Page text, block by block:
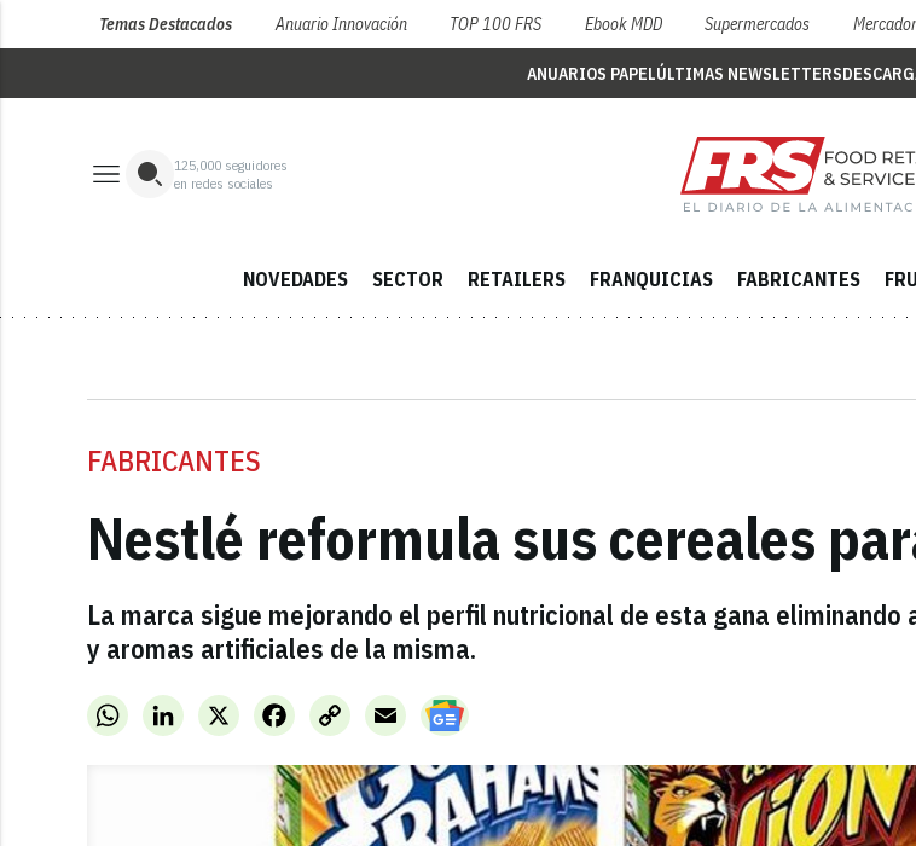
Temas Destacados Anuario Innovación TOP 100 FRS Ebook MDD Supermercados
ANUARIOS PAPELÚLTIMAS NEWSLETTERS
125,000 seguidores
en redes sociales
NOVEDADES SECTOR RETAILERS FRANQUICIAS FABRICANTES
FABRICANTES
Nestlé reformula sus cereales
La marca sigue mejorando el perfil nutricional de esta gana eliminando
y aromas artificiales de la misma.
WhatsAppLinkedInX FacebookCopy
Link
Email